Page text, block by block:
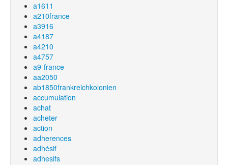
a1611
a210france
a3916
a4187
a4210
a4757
a9-france
aa2050
ab1850frankreichkolonien
accumulation
achat
acheter
action
adherences
adhésif
adhesifs